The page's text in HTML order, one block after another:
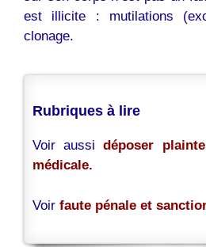
est illicite : mutilations
clonage.
Rubriques à lire
Voir aussidéposer
médicale.
Voir faute pénale et